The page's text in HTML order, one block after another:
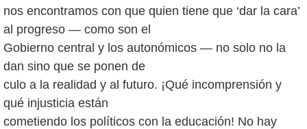
nos encontramos con que quien tiene que ‘dar la cara’
al progreso — como son el
Gobierno central y los autonómicos — no solo no la
dan sino que se ponen de
culo a la realidad y al futuro. ¡Qué incomprensión y
qué injusticia están
cometiendo los políticos con la educación! No hay